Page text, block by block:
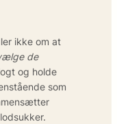
ikke om at
de
og holde
som